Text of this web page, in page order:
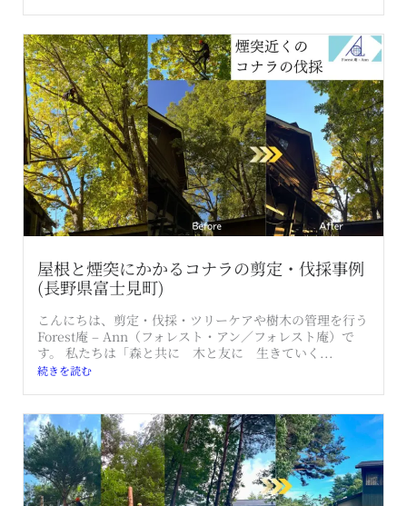
屋根と煙突にかかるコナラの剪定・伐採事例
(長野県富士見町)
こんにちは、剪定・伐採・ツリーケアや樹木の管理を行う
Forest庵 – Ann（フォレスト・アン／フォレスト庵）で
す。 私たちは「森と共に 木と友に 生きていく...
続きを読む